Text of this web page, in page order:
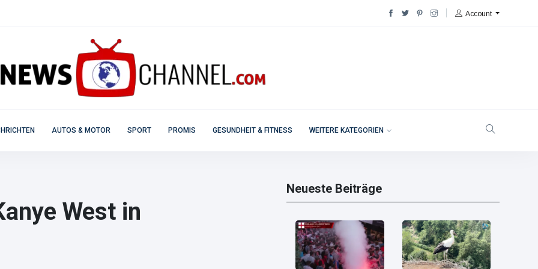
Account
AUTOS & MOTOR SPORT PROMIS GESUNDHEIT & FITNESS WEITERE KATEGORIEN
West in
Neueste Beiträge